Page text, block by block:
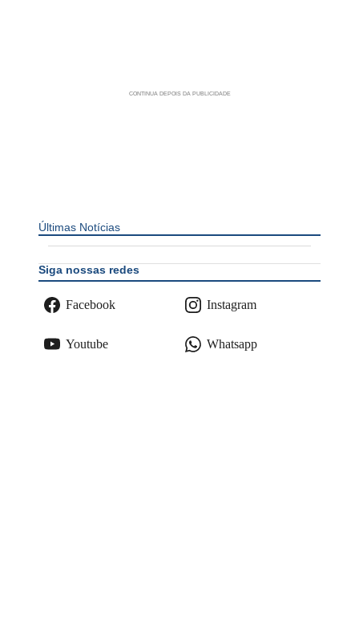
Últimas Notícias
Siga nossas redes
Facebook Instagram
Youtube Whatsapp